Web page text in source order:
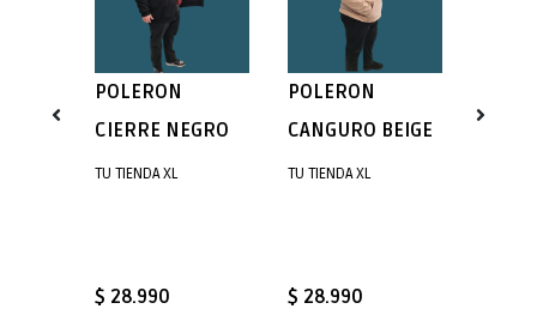
POLERON
CIERRE NEGRO
TU TIENDA XL
$ 28.990
POLERON
CANGURO BEIGE
TU TIENDA XL
$ 28.990